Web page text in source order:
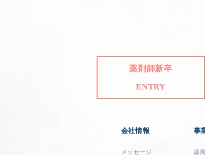
薬剤師新卒
ENTRY
会社情報
メッセージ
事
薬